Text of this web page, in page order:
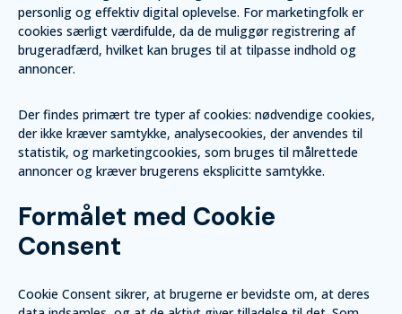
personlig og effektiv digital oplevelse. For marketingfolk er
cookies særligt værdifulde, da de muliggør registrering af
brugeradfærd, hvilket kan bruges til at tilpasse indhold og
annoncer.
Der findes primært tre typer af cookies: nødvendige cookies,
der ikke kræver samtykke, analysecookies, der anvendes til
statistik, og marketingcookies, som bruges til målrettede
annoncer og kræver brugerens eksplicitte samtykke.
Formålet med Cookie
Consent
Cookie Consent sikrer, at brugerne er bevidste om, at deres